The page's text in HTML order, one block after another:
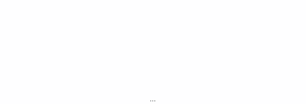
...